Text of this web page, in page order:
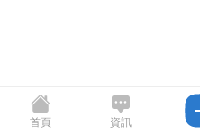
首頁 資訊